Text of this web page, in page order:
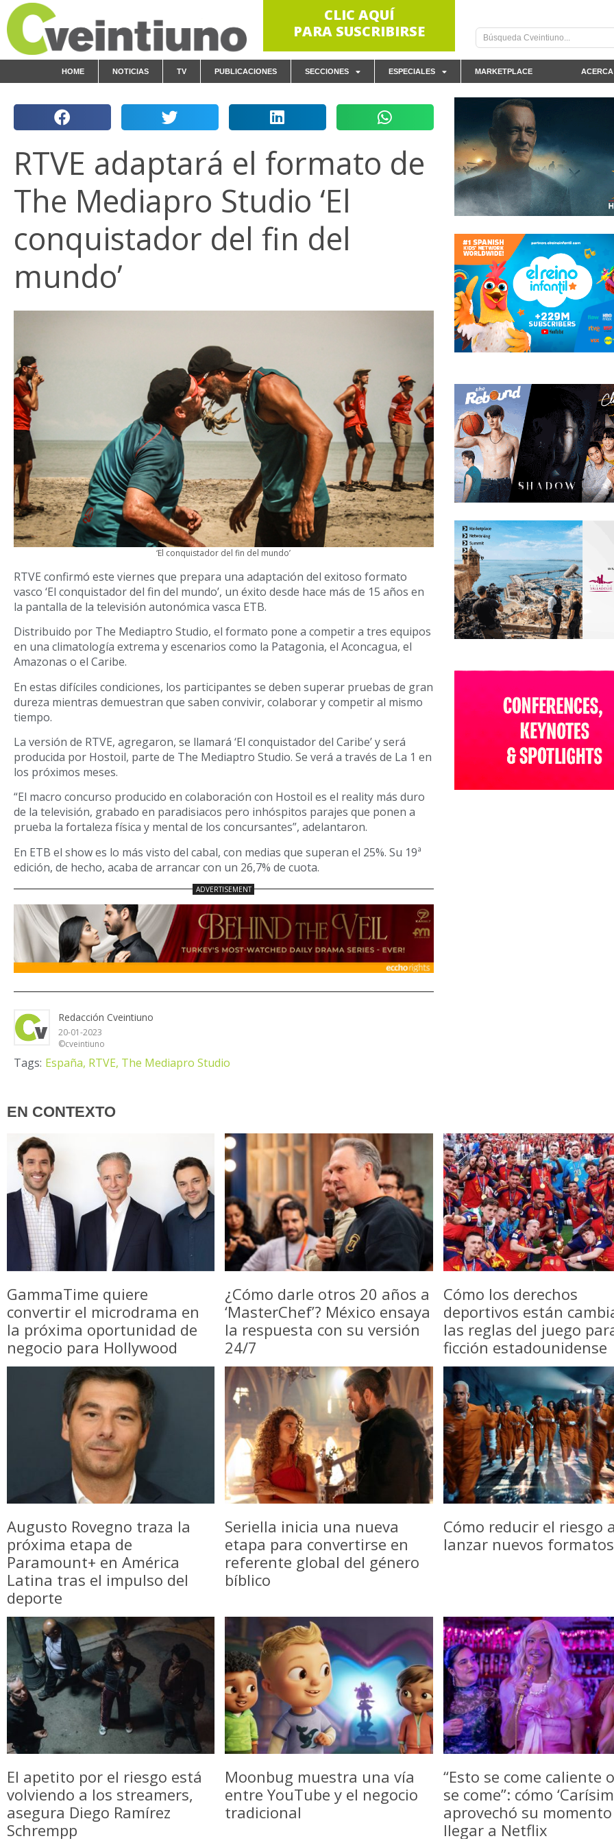
CLIC AQUÍ
PARA SUSCRIBIRSE
HOME NOTICIAS TV PUBLICACIONES SECCIONES ESPECIALES MARKETPLACE
RTVE adaptará el formato de
The Mediapro Studio ‘El
conquistador del fin del
mundo’
‘El conquistador del fin del mundo’
RTVE confirmó este viernes que prepara una adaptación del exitoso formato
vasco ‘El conquistador del fin del mundo’, un éxito desde hace más de 15 años en
la pantalla de la televisión autonómica vasca ETB.
Distribuido por The Mediaptro Studio, el formato pone a competir a tres equipos
en una climatología extrema y escenarios como la Patagonia, el Aconcagua, el
Amazonas o el Caribe.
En estas difíciles condiciones, los participantes se deben superar pruebas de gran
dureza mientras demuestran que saben convivir, colaborar y competir al mismo
tiempo.
La versión de RTVE, agregaron, se llamará ‘El conquistador del Caribe’ y será
producida por Hostoil, parte de The Mediaptro Studio. Se verá a través de La 1 en
los próximos meses.
“El macro concurso producido en colaboración con Hostoil es el reality más duro
de la televisión, grabado en paradisiacos pero inhóspitos parajes que ponen a
prueba la fortaleza física y mental de los concursantes”, adelantaron.
En ETB el show es lo más visto del cabal, con medias que superan el 25%. Su 19ª
edición, de hecho, acaba de arrancar con un 26,7% de cuota.
Redacción Cveintiuno
20-01-2023
©cveintiuno
Tags: España, RTVE, The Mediapro Studio
EN CONTEXTO
GammaTime quiere
convertir el microdrama en
la próxima oportunidad de
negocio para Hollywood
¿Cómo darle otros 20 años a
‘MasterChef’? México ensaya
la respuesta con su versión
24/7
Cómo los derechos
deportivos están
las reglas del juego
ficción estadounidense
Augusto Rovegno traza la
próxima etapa de
Paramount+ en América
Latina tras el impulso del
deporte
Seriella inicia una nueva
etapa para convertirse en
referente global del género
bíblico
Cómo reducir el riesgo
lanzar nuevos formatos
El apetito por el riesgo está
volviendo a los streamers,
asegura Diego Ramírez
Schrempp
Moonbug muestra una vía
entre YouTube y el negocio
tradicional
“Esto se come caliente
se come”: cómo
aprovechó su
llegar a Netflix